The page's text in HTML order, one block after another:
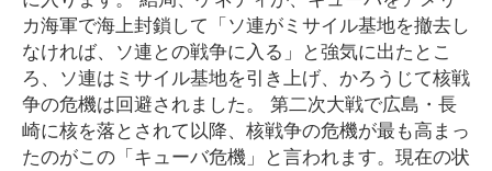
カ海軍で海上封鎖して「ソ連がミサイル基地を撤去し
なければ、ソ連との戦争に入る」と強気に出たとこ
ろ、ソ連はミサイル基地を引き上げ、かろうじて核戦
争の危機は回避されました。 第二次大戦で広島・長
崎に核を落とされて以降、核戦争の危機が最も高まっ
たのがこの「キューバ危機」と言われます。現在の状